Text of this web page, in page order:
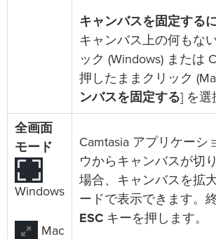
キャンバスを固定する
キャンバス上の何もな
ック (Windows) または
押したままクリック
ンバスを固定する ] を
全画面
モード
Windows
Mac
Camtasia アプリケーシ
ウからキャンバスが切
場合、キャンバスを拡
ードで表示できます。
ESC キーを押します。